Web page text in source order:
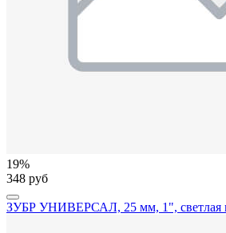
19%
348 руб
ЗУБР УНИВЕРСАЛ, 25 мм, 1", светлая